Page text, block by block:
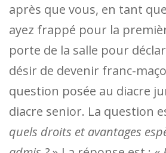
après que vous, en tant
ayez frappé pour la
porte de la salle pour
désir de devenir franc-
question posée au diacre
diacre senior. La question
quels droits et avantages